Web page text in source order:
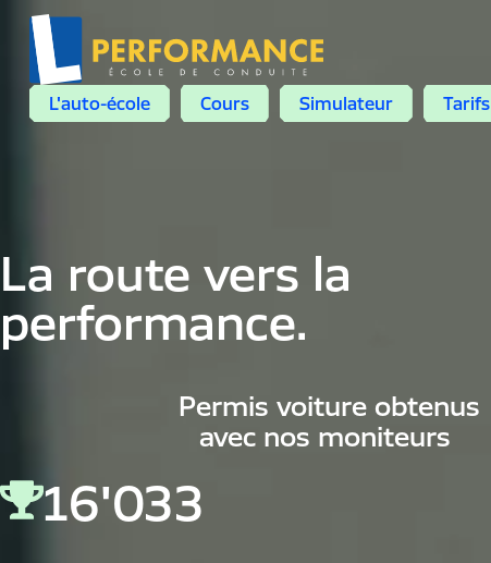
L'auto-école Cours Simulateur Tarifs
La route vers la
performance.
Permis voiture obtenus
avec nos moniteurs
16'033